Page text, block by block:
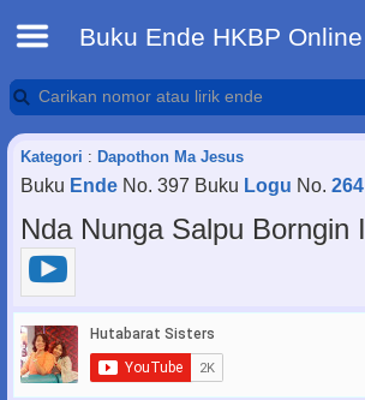
Buku Ende HKBP Online
Kategori : Dapothon Ma Jesus
Buku Ende No. 397 Buku Logu No. 264
Nda Nunga Salpu Borngin I